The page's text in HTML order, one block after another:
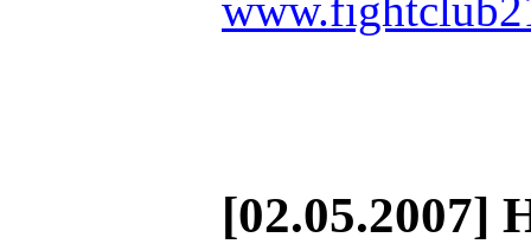
[02.05.2007]